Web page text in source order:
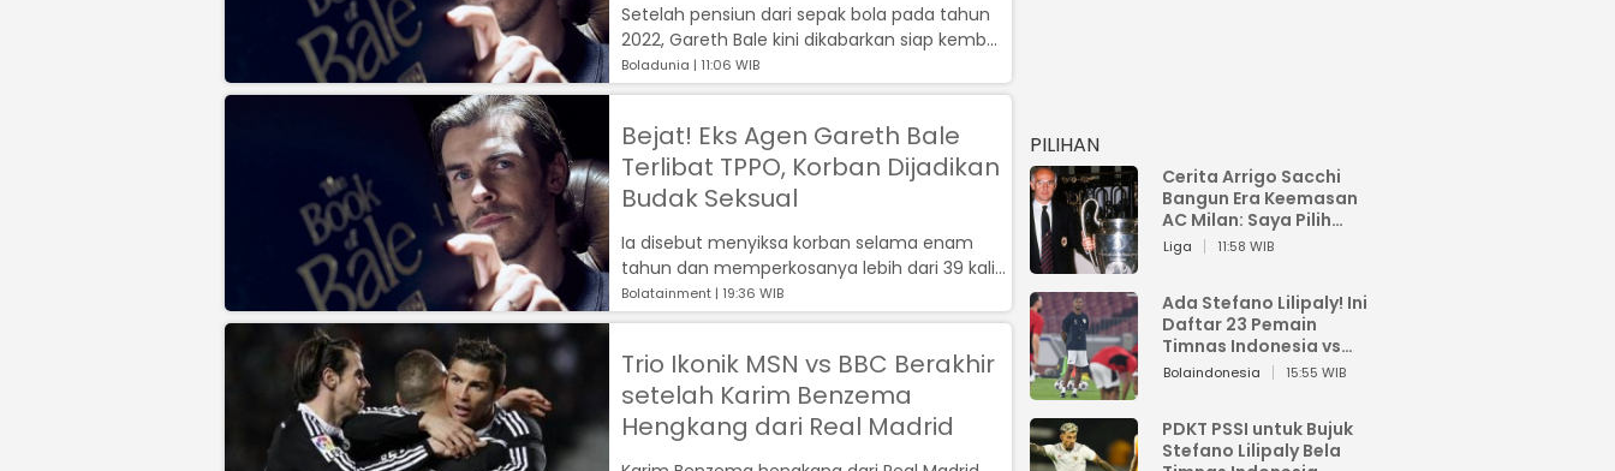
Setelah pensiun dari sepak bola pada tahun
2022, Gareth Bale kini dikabarkan siap kembali
ke dunia yang pernah membesark...
Boladunia | 11:06 WIB
Bejat! Eks Agen Gareth Bale
Terlibat TPPO, Korban Dijadikan
Budak Seksual
Ia disebut menyiksa korban selama enam
tahun dan memperkosanya lebih dari 39 kali,
serta menjadikannya sebagai budak sek...
Bolatainment | 19:36 WIB
Trio Ikonik MSN vs BBC Berakhir
setelah Karim Benzema
Hengkang dari Real Madrid
PILIHAN
Cerita Arrigo Sacchi
Bangun Era Keemasan
AC Milan: Saya Pilih
Pemain dari Isi Otaknya
Liga 11:58 WIB
Ada Stefano Lilipaly! Ini
Daftar 23 Pemain
Timnas Indonesia vs
China
Bolaindonesia 15:55 WIB
PDKT PSSI untuk Bujuk
Stefano Lilipaly Bela